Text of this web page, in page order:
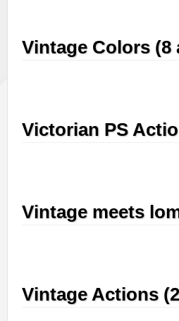
Vintage Colors (8
Victorian PS
Vintage meets
Vintage Actions